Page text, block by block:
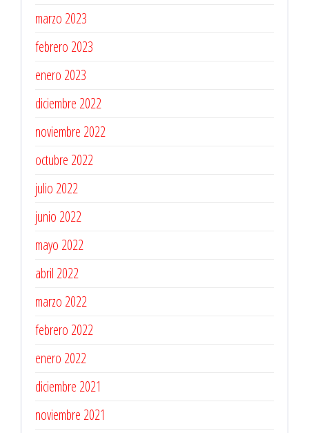
marzo 2023
febrero 2023
enero 2023
diciembre 2022
noviembre 2022
octubre 2022
julio 2022
junio 2022
mayo 2022
abril 2022
marzo 2022
febrero 2022
enero 2022
diciembre 2021
noviembre 2021